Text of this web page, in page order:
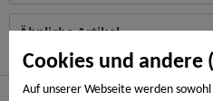
Cookies und andere
Auf unserer Webseite werden
Ähnliche Artikel